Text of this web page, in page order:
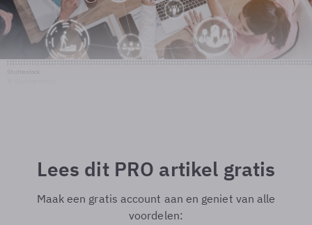
Lees dit PRO artikel gratis
Maak een gratis account aan en geniet van alle
voordelen: